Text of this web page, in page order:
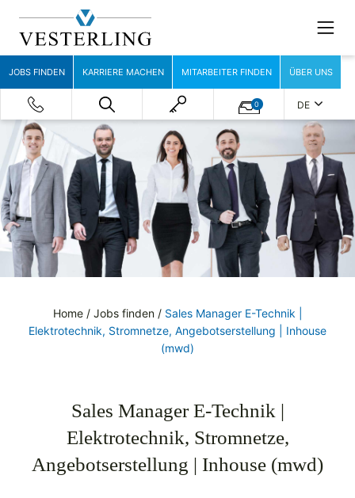
JOBS FINDEN KARRIERE MACHEN MITARBEITER FINDEN ÜBER UNS
0 DE
Home/ Jobs finden/ Sales Manager E-Technik |
Elektrotechnik, Stromnetze, Angebotserstellung | Inhouse
(mwd)
Sales Manager E-Technik |
Elektrotechnik, Stromnetze,
Angebotserstellung | Inhouse (mwd)